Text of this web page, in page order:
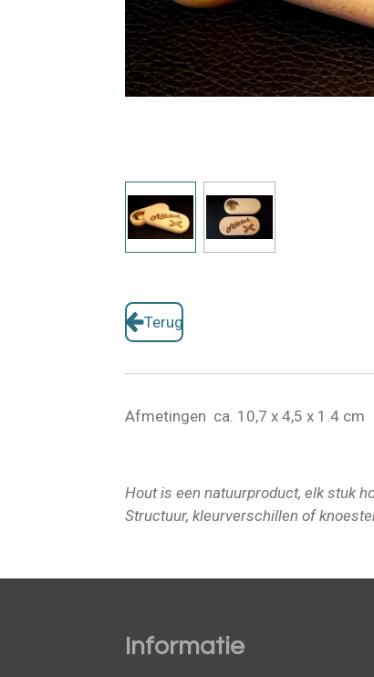
Terug
Afmetingen ca. 10,7 x 4,5 x 1.4 cm
Hout is een natuurproduct, elk stuk
Structuur, kleurverschillen of
Informatie